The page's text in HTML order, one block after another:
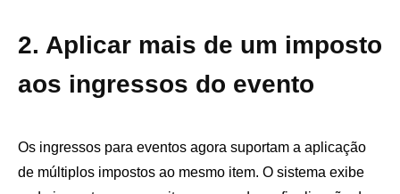
2. Aplicar mais de um imposto
aos ingressos do evento
Os ingressos para eventos agora suportam a aplicação
de múltiplos impostos ao mesmo item. O sistema exibe